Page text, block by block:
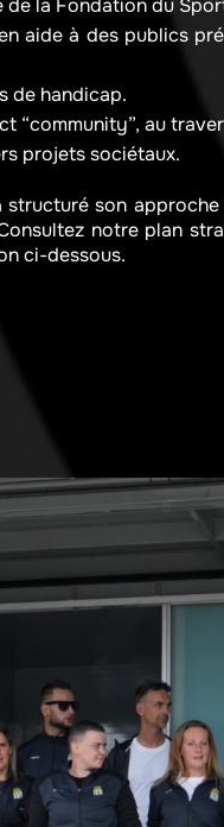
de la Fondation du
aide à des publics
de handicap.
“community”, au
projets sociétaux.
structuré son
notre plan
ci-dessous.